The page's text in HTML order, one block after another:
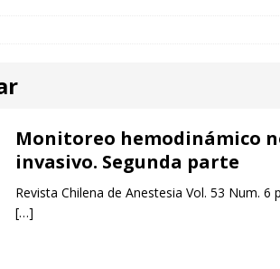
Monitoreo hemodinámico
invasivo. Segunda parte
Revista Chilena de Anestesia Vol. 53 Num. 6
[…]